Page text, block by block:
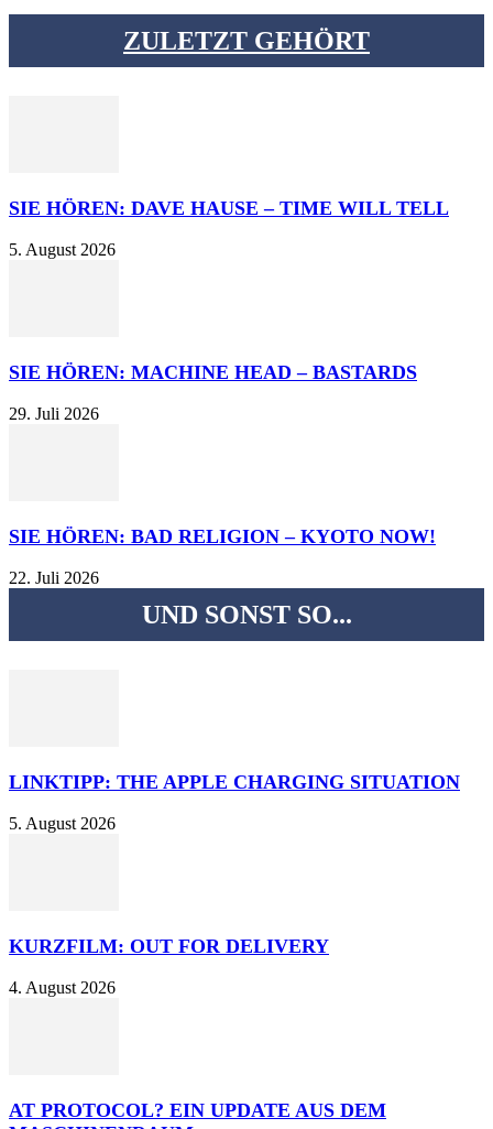
ZULETZT GEHÖRT
SIE HÖREN: DAVE HAUSE – TIME WILL TELL
5. August 2026
SIE HÖREN: MACHINE HEAD – BASTARDS
29. Juli 2026
SIE HÖREN: BAD RELIGION – KYOTO NOW!
22. Juli 2026
UND SONST SO...
LINKTIPP: THE APPLE CHARGING SITUATION
5. August 2026
KURZFILM: OUT FOR DELIVERY
4. August 2026
AT PROTOCOL? EIN UPDATE AUS DEM